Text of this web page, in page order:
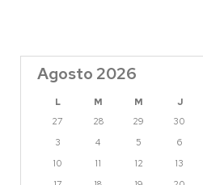
Agosto 2026
L M M J
27
28 29 30
3
4 5 6
10
11 12 13